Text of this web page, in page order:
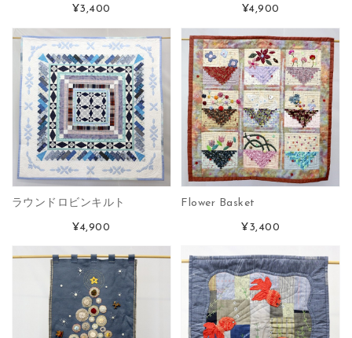
¥3,400 ¥4,900
ラウンドロビンキルト
¥4,900
Flower Basket
¥3,400